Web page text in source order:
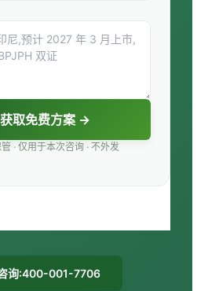
取免费方案 →
· 仅用于本次咨询 · 不外发
询:400-001-7706